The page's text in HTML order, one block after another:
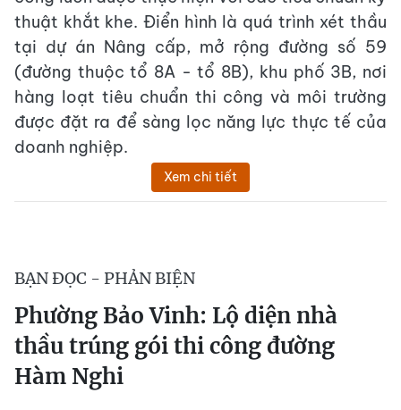
thuật khắt khe. Điển hình là quá trình xét thầu
tại dự án Nâng cấp, mở rộng đường số 59
(đường thuộc tổ 8A - tổ 8B), khu phố 3B, nơi
hàng loạt tiêu chuẩn thi công và môi trường
được đặt ra để sàng lọc năng lực thực tế của
doanh nghiệp.
Xem chi tiết
BẠN ĐỌC - PHẢN BIỆN
Phường Bảo Vinh: Lộ diện nhà
thầu trúng gói thi công đường
Hàm Nghi